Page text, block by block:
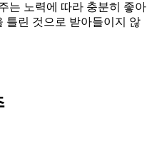
는 노력에 따라 충분히 좋아
틀린 것으로 받아들이지 않